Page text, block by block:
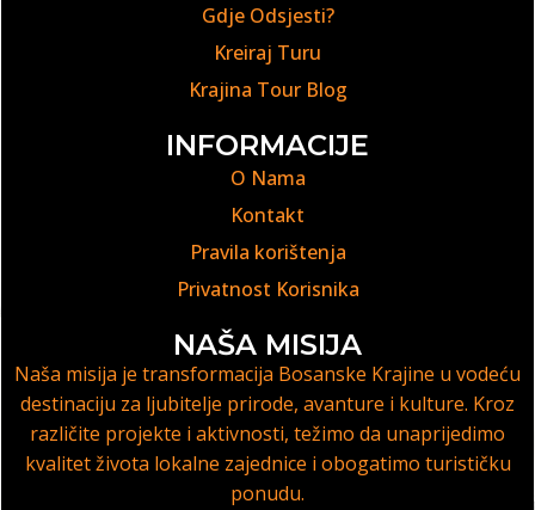
Gdje Odsjesti?
Kreiraj Turu
Krajina Tour Blog
INFORMACIJE
O Nama
Kontakt
Pravila korištenja
Privatnost Korisnika
NAŠA MISIJA
Naša misija je transformacija Bosanske Krajine u vodeću
destinaciju za ljubitelje prirode, avanture i kulture. Kroz
različite projekte i aktivnosti, težimo da unaprijedimo
kvalitet života lokalne zajednice i obogatimo turističku
ponudu.